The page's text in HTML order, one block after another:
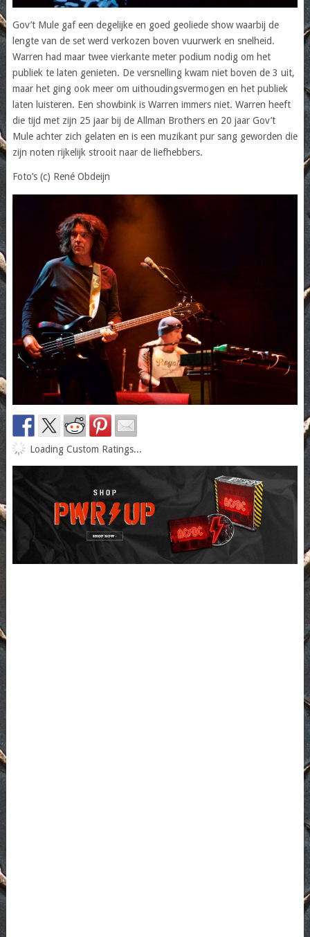
Gov’t Mule gaf een degelijke en goed geoliede show waarbij de
lengte van de set werd verkozen boven vuurwerk en snelheid.
Warren had maar twee vierkante meter podium nodig om het
publiek te laten genieten. De versnelling kwam niet boven de 3 uit,
maar het ging ook meer om uithoudingsvermogen en het publiek
laten luisteren. Een showbink is Warren immers niet. Warren heeft
die tijd met zijn 25 jaar bij de Allman Brothers en 20 jaar Gov’t
Mule achter zich gelaten en is een muzikant pur sang geworden die
zijn noten rijkelijk strooit naar de liefhebbers.
Foto’s (c) René Obdeijn
Loading Custom Ratings...